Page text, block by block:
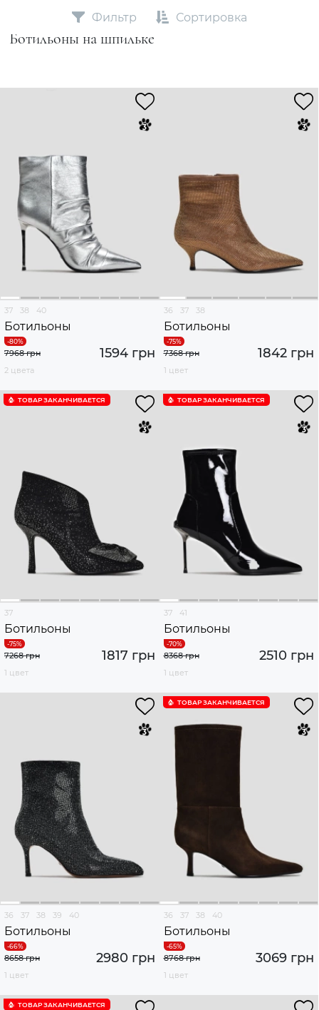
Ботильоны на шпильке
Фильтр Сортировка
37 38 40
Ботильоны
1594 грн
7968 грн
2 цвета
36 37 38
Ботильоны
1842 грн
7368 грн
1 цвет
ТОВАР ЗАКАНЧИВАЕТСЯ
37
Ботильоны
1817 грн
7268 грн
1 цвет
ТОВАР ЗАКАНЧИВАЕТСЯ
37 41
Ботильоны
2510 грн
8368 грн
1 цвет
36 37 38 39 40
Ботильоны
2980 грн
8658 грн
1 цвет
ТОВАР ЗАКАНЧИВАЕТСЯ
36 37 38 40
Ботильоны
3069 грн
8768 грн
1 цвет
ТОВАР ЗАКАНЧИВАЕТСЯ